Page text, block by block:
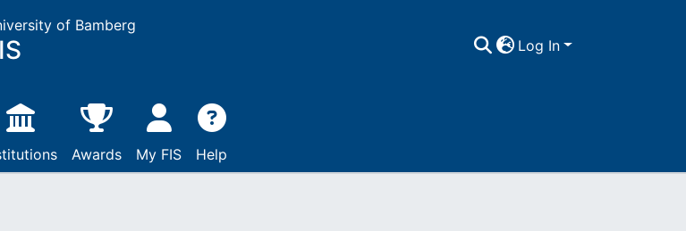
of Bamberg
Log In
Awards My FIS Help